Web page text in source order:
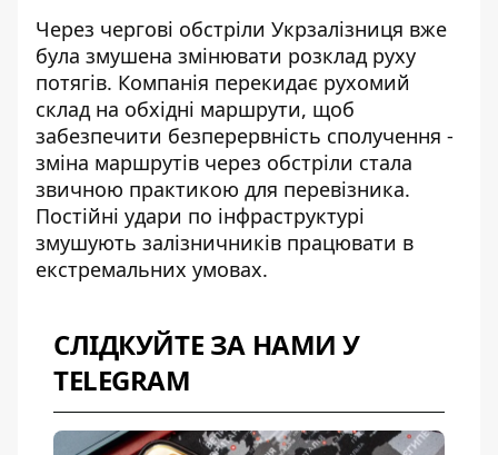
Через чергові обстріли Укрзалізниця вже
була змушена змінювати розклад руху
потягів. Компанія перекидає рухомий
склад на обхідні маршрути, щоб
забезпечити безперервність сполучення -
зміна маршрутів через обстріли стала
звичною практикою для перевізника.
Постійні удари по інфраструктурі
змушують залізничників працювати в
екстремальних умовах.
СЛІДКУЙТЕ ЗА НАМИ У
TELEGRAM